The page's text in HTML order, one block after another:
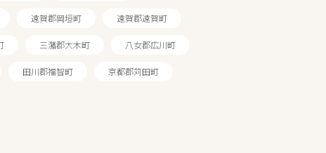
遠賀郡岡垣町 遠賀郡遠賀町
三潴郡大木町 八女郡広川町
田川郡福智町 京都郡苅田町